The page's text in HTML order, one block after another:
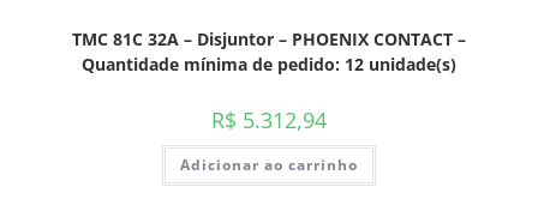
TMC 81C 32A – Disjuntor – PHOENIX CONTACT –
Quantidade mínima de pedido: 12 unidade(s)
R$ 5.312,94
Adicionar ao carrinho